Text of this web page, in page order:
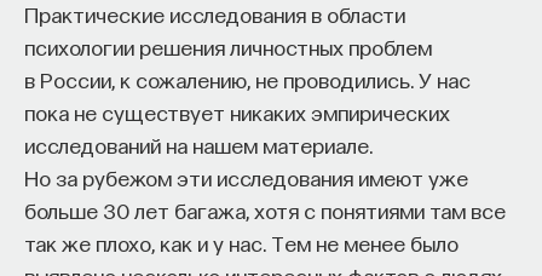
Практические исследования в области
психологии решения личностных проблем
в России, к сожалению, не проводились. У нас
пока не существует никаких эмпирических
исследований на нашем материале.
Но за рубежом эти исследования имеют уже
больше 30 лет багажа, хотя с понятиями там все
так же плохо, как и у нас. Тем не менее было